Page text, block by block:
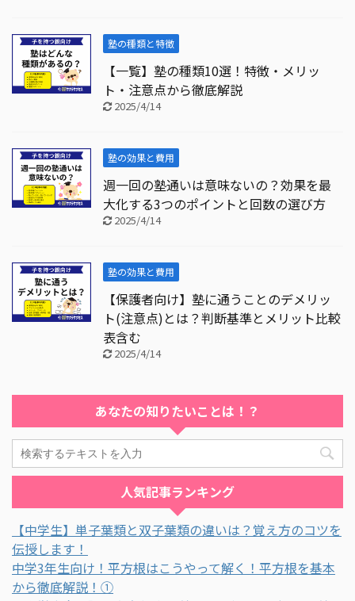
塾の種類と特徴
【一覧】塾の種類10選！特徴・メリッ
ト・注意点から徹底解説
2025/4/14
塾の効果と費用
週一回の塾通いは意味ないの？効果を最
大化する3つのポイントと回数の選び方
2025/4/14
塾の効果と費用
【保護者向け】塾に通うことのデメリッ
ト(注意点)とは？判断基準とメリット比較
表含む
2025/4/14
あなたの知りたいことは！？
人気記事ランキング
【中学生】単子葉類と双子葉類の違いは？覚え方のコツを
伝授します！
中学3年生向け！平方根はこうやって解く！平方根を基本
から徹底解説！①